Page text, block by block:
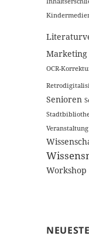
Marketing
OCR-
Senioren
Veranstaltung
Workshop